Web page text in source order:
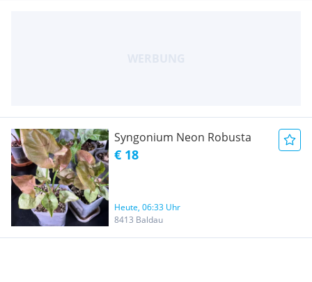
Syngonium Neon Robusta
€ 18
Heute, 06:33 Uhr
8413 Baldau